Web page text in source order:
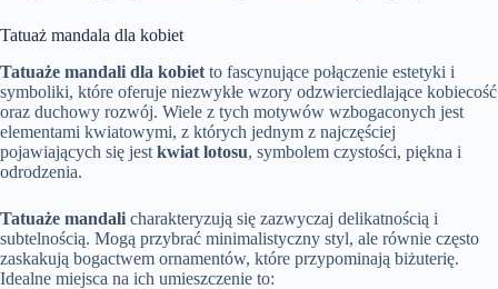
Tatuaż mandala dla kobiet
Tatuaże mandali dla kobiet to fascynujące połączenie estetyki i
symboliki, które oferuje niezwykłe wzory odzwierciedlające kobiecość
oraz duchowy rozwój. Wiele z tych motywów wzbogaconych jest
elementami kwiatowymi, z których jednym z najczęściej
pojawiających się jest kwiat lotosu, symbolem czystości, piękna i
odrodzenia.
Tatuaże mandali charakteryzują się zazwyczaj delikatnością i
subtelnością. Mogą przybrać minimalistyczny styl, ale równie często
zaskakują bogactwem ornamentów, które przypominają biżuterię.
Idealne miejsca na ich umieszczenie to: